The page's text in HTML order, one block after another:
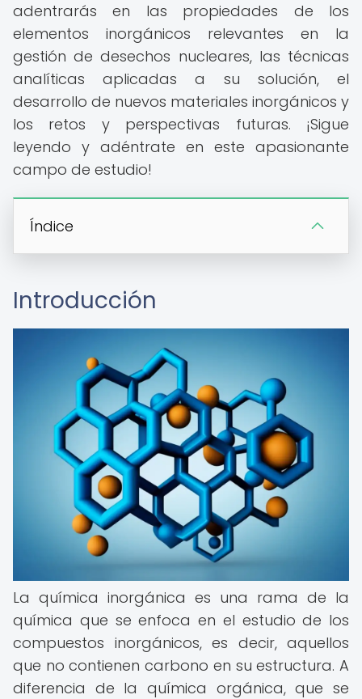
adentrarás en las propiedades de los
elementos inorgánicos relevantes en la
gestión de desechos nucleares, las técnicas
analíticas aplicadas a su solución, el
desarrollo de nuevos materiales inorgánicos y
los retos y perspectivas futuras. ¡Sigue
leyendo y adéntrate en este apasionante
campo de estudio!
Índice
Introducción
La química inorgánica es una rama de la
química que se enfoca en el estudio de los
compuestos inorgánicos, es decir, aquellos
que no contienen carbono en su estructura. A
diferencia de la química orgánica, que se